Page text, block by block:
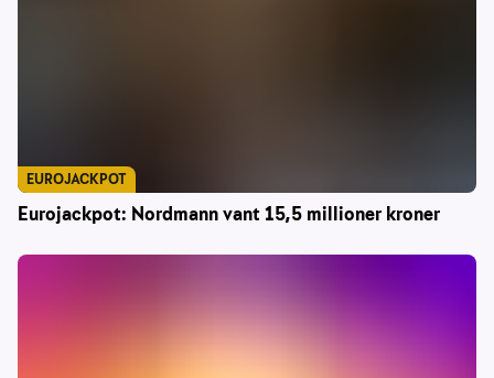
Eurojackpot: Nordmann vant 15,5 millioner kroner
EUROJACKPOT